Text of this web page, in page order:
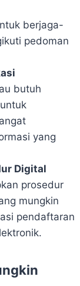
berjaga-
pedoman
butuh
yang
Digital
prosedur
mungkin
pendaftaran